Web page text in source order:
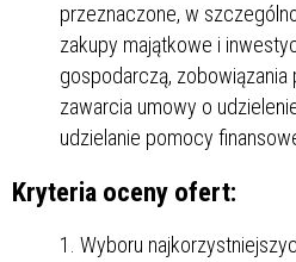
przeznaczone, w
zakupy majątkowe i
gospodarczą, zobowiązania
zawarcia umowy o
udzielanie pomocy
Kryteria oceny ofert:
Wyboru